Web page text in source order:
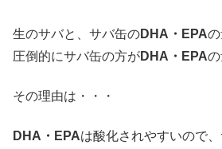
生のサバと、サバ缶のDHA・EPAの
圧倒的にサバ缶の方がDHA・EPAの
その理由は・・・
DHA・EPAは酸化されやすいので